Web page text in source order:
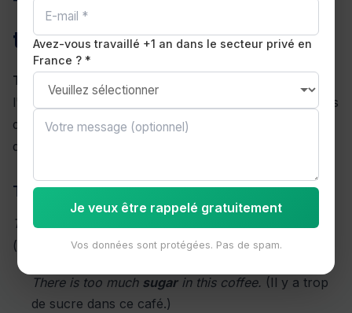
TOO MUCH et TOO MANY :
trop de quantité
TOO MUCH et
l'excès de quantité, mais ils s'emploient avec des types
de noms différents. La règle est exactement la même
que pour MUCH et MANY.
TOO MUCH + nom indénombrable
Too much
s'emploie avec les noms indénombrables
(que l'on ne peut pas compter individuellement) :
There is too much sugarin this coffee. (Il y a trop
de sucre dans ce café.)
Avez-vous travaillé +1 an dans le secteur privé en
France ? *
Je veux être rappelé gratuitement
Vos données sont protégées. Pas de spam.